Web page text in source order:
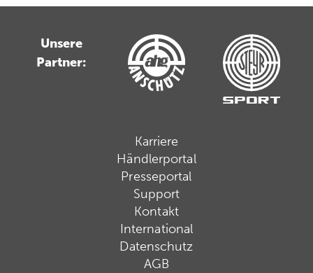
Unsere
Partner:
Karriere
Händlerportal
Presseportal
Support
Kontakt
International
Datenschutz
AGB